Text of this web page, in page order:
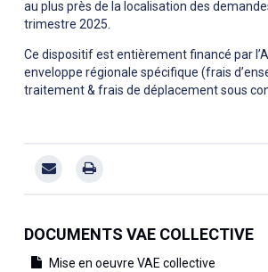
au plus près de la localisation des
trimestre 2025.
Ce dispositif est entièrement financé par
enveloppe régionale spécifique (frais
traitement & frais de déplacement sous
DOCUMENTS VAE COLLECTIVE
Mise en oeuvre VAE collective